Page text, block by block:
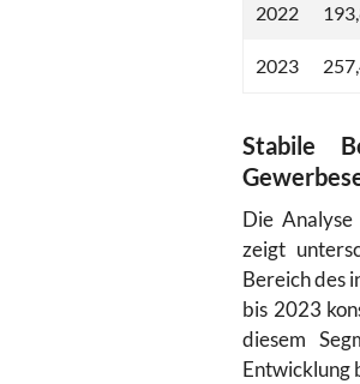
2022
2023
Stabile
Die
zeigt
Bereich des
bis 2023
diesem
Entwicklung